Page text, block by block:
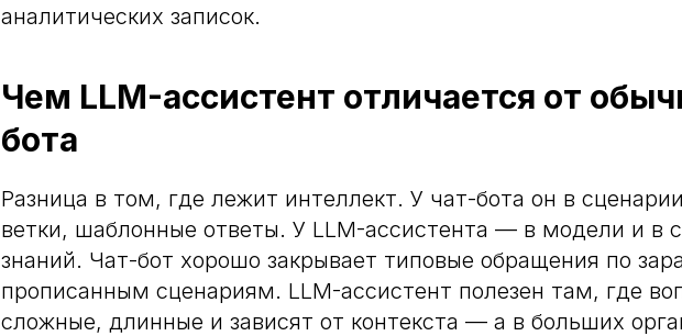
аналитических записок.
Чем LLM-ассистент отличается от
бота
Разница в том, где лежит интеллект. У чат-бота он в
ветки, шаблонные ответы. У LLM-ассистента — в модели и в
знаний. Чат-бот хорошо закрывает типовые обращения по
прописанным сценариям. LLM-ассистент полезен там, где
сложные, длинные и зависят от контекста — а в больших